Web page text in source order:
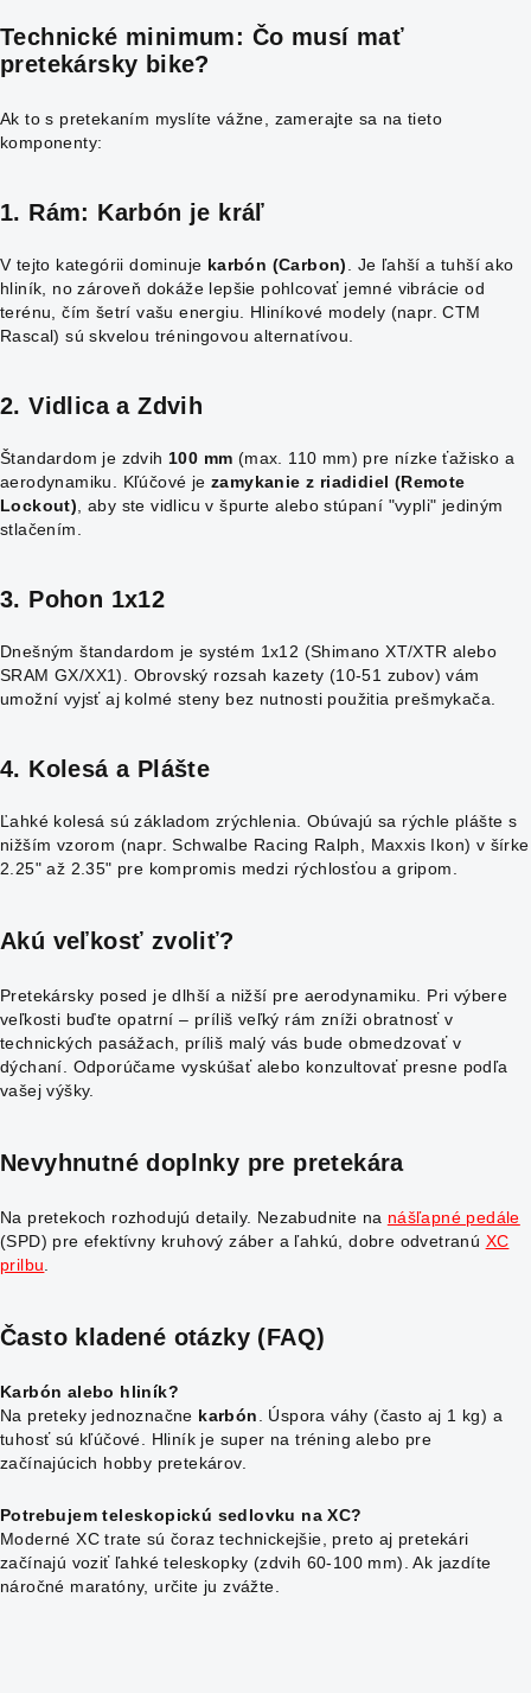
Technické minimum: Čo musí mať
pretekársky bike?
Ak to s pretekaním myslíte vážne, zamerajte sa na tieto
komponenty:
1. Rám: Karbón je kráľ
V tejto kategórii dominuje karbón (Carbon)
. Je ľahší a tuhší ako
hliník, no zároveň dokáže lepšie pohlcovať jemné vibrácie od
terénu, čím šetrí vašu energiu. Hliníkové modely (napr. CTM
Rascal) sú skvelou tréningovou alternatívou.
2. Vidlica a Zdvih
Štandardom je zdvih 100 mm (max. 110 mm) pre nízke ťažisko a
aerodynamiku. Kľúčové je zamykanie z riadidiel (Remote
Lockout) , aby ste vidlicu v špurte alebo stúpaní "vypli" jediným
stlačením.
3. Pohon 1x12
Dnešným štandardom je systém 1x12 (Shimano XT/XTR alebo
SRAM GX/XX1). Obrovský rozsah kazety (10-51 zubov) vám
umožní vyjsť aj kolmé steny bez nutnosti použitia prešmykača.
4. Kolesá a Plášte
Ľahké kolesá sú základom zrýchlenia. Obúvajú sa rýchle plášte s
nižším vzorom (napr. Schwalbe Racing Ralph, Maxxis Ikon) v šírke
2.25" až 2.35" pre kompromis medzi rýchlosťou a gripom.
Akú veľkosť zvoliť?
Pretekársky posed je dlhší a nižší pre aerodynamiku. Pri výbere
veľkosti buďte opatrní – príliš veľký rám zníži obratnosť v
technických pasážach, príliš malý vás bude obmedzovať v
dýchaní. Odporúčame vyskúšať alebo konzultovať presne podľa
vašej výšky.
Nevyhnutné doplnky pre pretekára
Na pretekoch rozhodujú detaily. Nezabudnite na nášľapné pedále
(SPD) pre efektívny kruhový záber a ľahkú, dobre odvetranú XC
prilbu
Často kladené otázky (FAQ)
Karbón alebo hliník?
Na preteky jednoznačne karbón
. Úspora váhy (často aj 1 kg) a
tuhosť sú kľúčové. Hliník je super na tréning alebo pre
začínajúcich hobby pretekárov.
Potrebujem teleskopickú sedlovku na XC?
Moderné XC trate sú čoraz technickejšie, preto aj pretekári
začínajú voziť ľahké teleskopky (zdvih 60-100 mm). Ak jazdíte
náročné maratóny, určite ju zvážte.